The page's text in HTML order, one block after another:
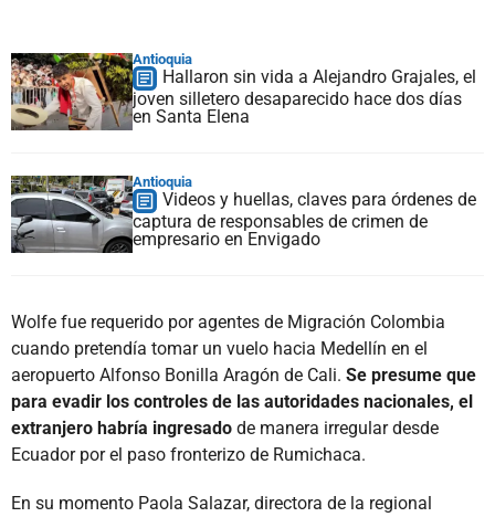
Antioquia
Hallaron sin vida a Alejandro Grajales, el
joven silletero desaparecido hace dos días
en Santa Elena
Antioquia
Videos y huellas, claves para órdenes de
captura de responsables de crimen de
empresario en Envigado
Wolfe fue requerido por agentes de Migración Colombia
cuando pretendía tomar un vuelo hacia Medellín en el
aeropuerto Alfonso Bonilla Aragón de Cali. Se presume que
para evadir los controles de las autoridades nacionales, el
extranjero habría ingresado de manera irregular desde
Ecuador por el paso fronterizo de Rumichaca.
En su momento Paola Salazar, directora de la regional